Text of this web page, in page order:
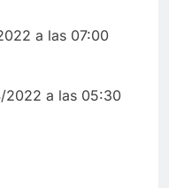
a las 07:00
a las 05:30